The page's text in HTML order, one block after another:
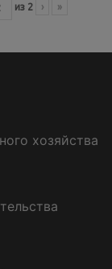
из 2 › »
хозяйства